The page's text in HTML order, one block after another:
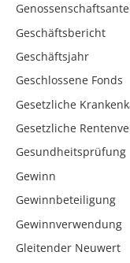
Geschäftsbericht
Geschäftsjahr
Geschlossene Fonds
Gesetzliche
Gesetzliche
Gesundheitsprüfung
Gewinn
Gewinnbeteiligung
Gewinnverwendung
Gleitender Neuwert